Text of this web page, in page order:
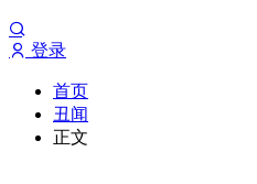
登录
首页
丑闻
正文